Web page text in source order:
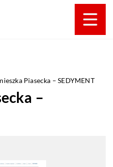
Piasecka – SEDYMENT
–